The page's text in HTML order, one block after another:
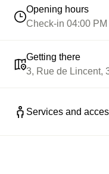
Opening hours
Check-in 04:00
Getting there
3, Rue de Lincent,
Services and